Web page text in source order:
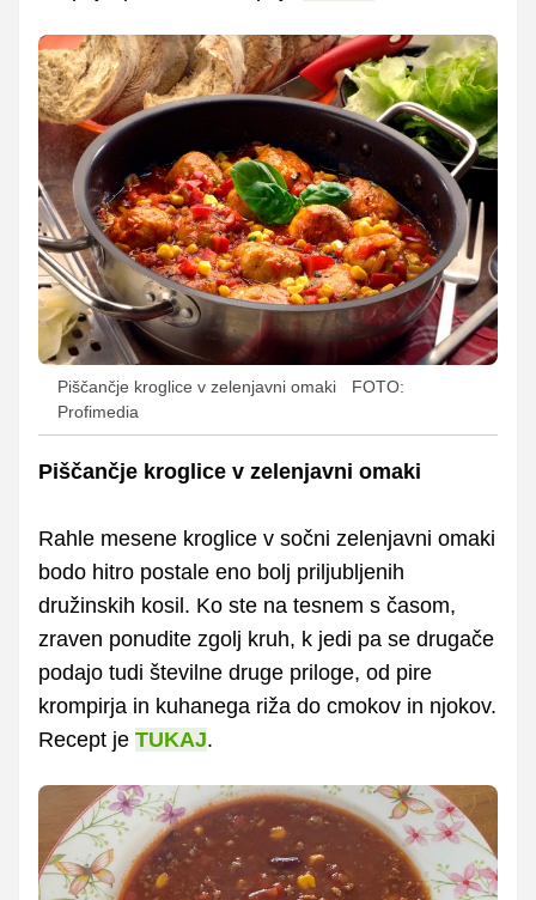
Piščančje kroglice v zelenjavni omaki
FOTO:
Profimedia
Piščančje kroglice v zelenjavni omaki
Rahle mesene kroglice v sočni zelenjavni omaki
bodo hitro postale eno bolj priljubljenih
družinskih kosil. Ko ste na tesnem s časom,
zraven ponudite zgolj kruh, k jedi pa se drugače
podajo tudi številne druge priloge, od pire
krompirja in kuhanega riža do cmokov in njokov.
Recept je TUKAJ.